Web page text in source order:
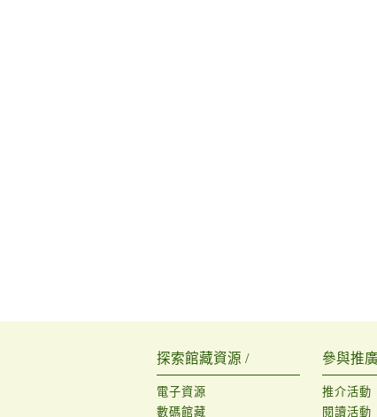
探索館藏資源 /
電子資源
數碼館藏
參與推
推介活動
閱讀活動